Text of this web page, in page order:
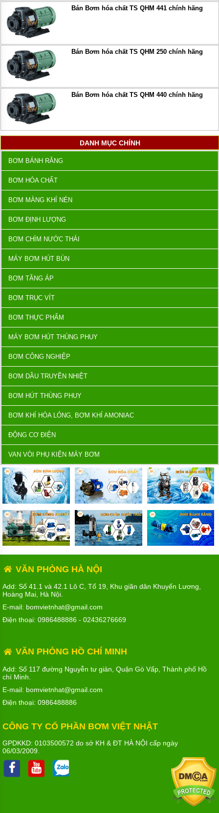
Bán Bơm hóa chất TS QHM 441 chính hãng
Bán Bơm hóa chất TS QHM 250 chính hãng
Bán Bơm hóa chất TS QHM 440 chính hãng
DANH MỤC CHÍNH
BƠM BÁNH RĂNG
BƠM HÓA CHẤT
BƠM MÀNG KHÍ NÉN
BƠM ĐỊNH LƯỢNG
BƠM CHÌM NƯỚC THẢI
MÁY BƠM HÚT BÙN
BƠM TĂNG ÁP
BƠM TRỤC VÍT
BƠM THỰC PHẨM
MÁY BƠM HÚT THÙNG PHUY
BƠM CÔNG NGHIỆP
BƠM DẦU TRUYỀN NHIỆT
BƠM HÚT THÙNG PHUY
BƠM KHÍ HÓA LỎNG, BƠM KHÍ AMONIAC
ĐỘNG CƠ ĐIỆN
VAN VÒI PHỤ KIỆN MÁY BƠM
VĂN PHÒNG HÀ NỘI
Add: Số 41.1 và 42.1 Lô C, Tổ 19, Khu giãn dân Khuyến Lương,
Hoàng Mai, Hà Nội.
E-mail: bomvietnhat@gmail.com
Điện thoại: 0986488886 - 02436276669
VĂN PHÒNG HỒ CHÍ MINH
Add: Số 117 đường Nguyễn tư giản, Quận Gò Vấp, Thành phố Hồ
chí Minh.
E-mail: bomvietnhat@gmail.com
Điện thoại: 0986488886
CÔNG TY CỔ PHẦN BƠM VIỆT NHẬT
GPDKKD: 0103500572 do sở KH & ĐT HÀ NỘI cấp ngày
06/03/2009.